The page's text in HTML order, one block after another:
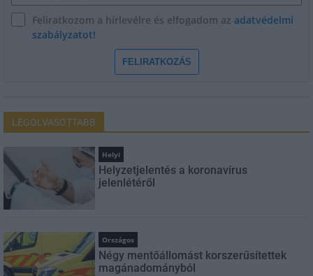
Feliratkozom a hírlevélre és elfogadom az adatvédelmi
szabályzatot!
FELIRATKOZÁS
LEGOLVASOTTABB
Helyi
Helyzetjelentés a koronavírus
jelenlétéről
Országos
Négy mentőállomást korszerűsítettek
magánadományból